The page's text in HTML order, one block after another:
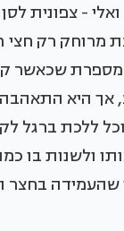
- צפונית
מרוחק רק חצי
אך היא
ללכת ברגל
ולשנות בו
שהעמידה